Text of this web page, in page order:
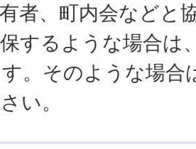
者、町内会などと
するような場合は
。そのような場合
い。